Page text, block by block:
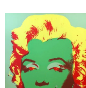
€ 195,00.
€ 169,00.